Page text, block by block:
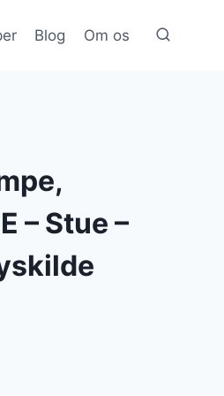
Blog Om os
– Stue –